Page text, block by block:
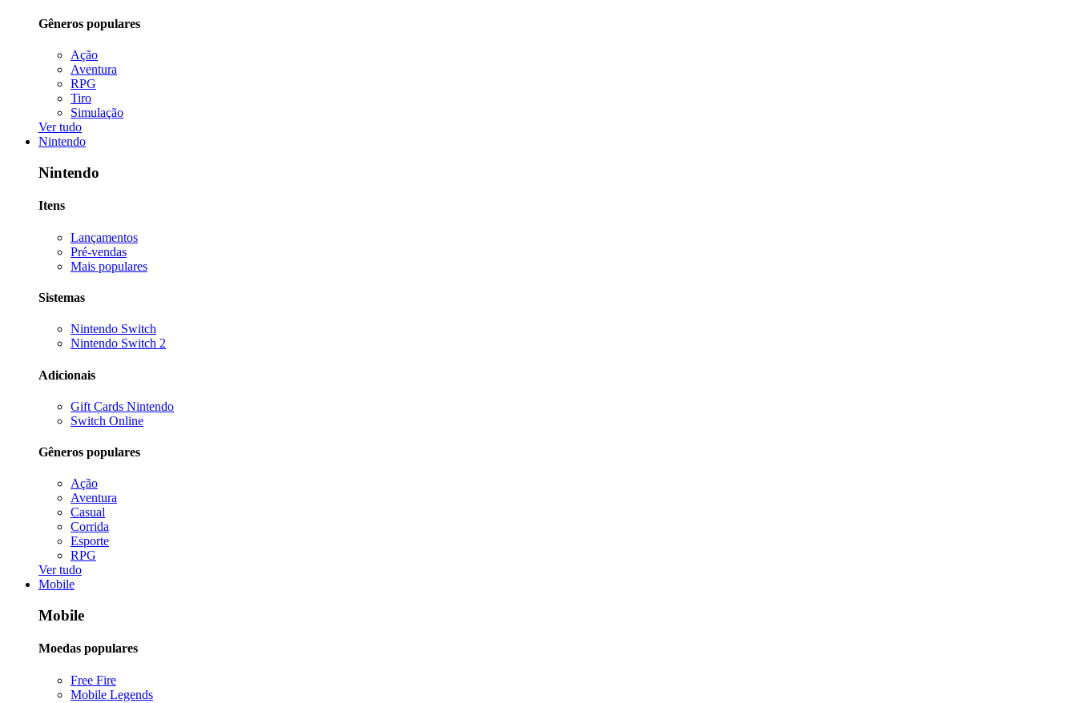
Gêneros populares
Ação
Aventura
RPG
Tiro
Simulação
Ver tudo
Nintendo
Nintendo
Itens
Lançamentos
Pré-vendas
Mais populares
Sistemas
Nintendo Switch
Nintendo Switch 2
Adicionais
Gift Cards Nintendo
Switch Online
Gêneros populares
Ação
Aventura
Casual
Corrida
Esporte
RPG
Ver tudo
Mobile
Mobile
Moedas populares
Free Fire
Mobile Legends